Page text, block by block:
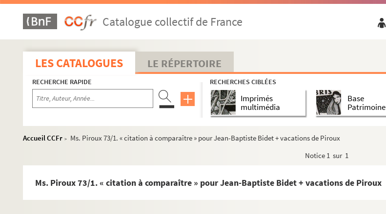
Catalogue collectif de France
LES CATALOGUES LE RÉPERTOIRE
RECHERCHE RAPIDE RECHERCHES CIBLÉES
Imprimés
multimédia
Base
Patrimoine
Accueil CCFr >
Ms. Piroux 73/1. « citation à comparaître » pour Jean-Baptiste Bidet + vacations de Piroux
Notice 1 sur 1
Ms. Piroux 73/1. « citation à comparaître » pour Jean-Baptiste Bidet + vacations de Piroux
Ms. Piroux 46. Fenneviller
Ms. Piroux 47. Flavigny-sur-Moselle
Ms. Piroux 48. Frescati
Ms. Piroux 49. Frison (Frizon)
Ms. Piroux 50. Froville
Ms. Piroux 51. Gérardmer
Ms. Piroux 54. Haudonviller (Croismare)
Ms. Piroux 57. Jolivet